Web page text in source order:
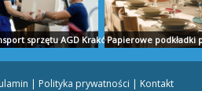
sprzętu AGD Kraków - przeprowadzki-
Papierowe podkładki
| Polityka prywatności | Kontakt